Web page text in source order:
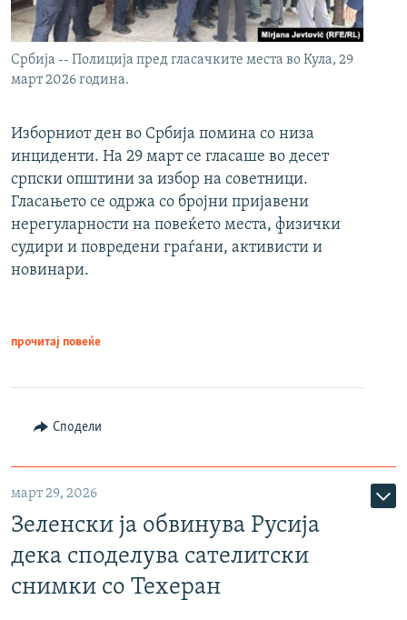
Србија -- Полиција пред гласачките места во Кула, 29
март 2026 година.
Изборниот ден во Србија помина со низа
инциденти. На 29 март се гласаше во десет
српски општини за избор на советници.
Гласањето се одржа со бројни пријавени
нерегуларности на повеќето места, физички
судири и повредени граѓани, активисти и
новинари.
прочитај повеќе
Сподели
март 29, 2026
Зеленски ја обвинува Русија
дека споделува сателитски
снимки со Техеран